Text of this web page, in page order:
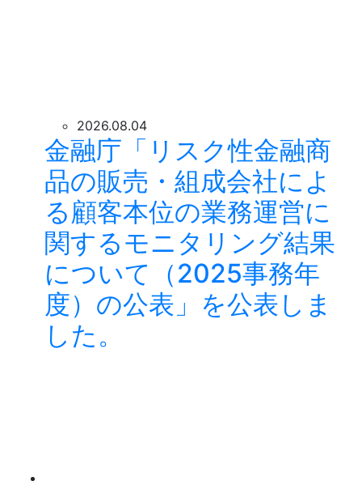
2026.08.04
金融庁「リスク性金融商
品の販売・組成会社によ
る顧客本位の業務運営に
関するモニタリング結果
について（2025事務年
度）の公表」を公表しま
した。